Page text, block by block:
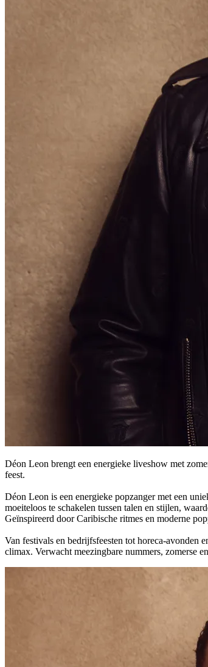
Déon Leon brengt een energieke liveshow met
feest.
Déon Leon is een energieke popzanger met een
moeiteloos te schakelen tussen talen en stijlen,
Geïnspireerd door Caribische ritmes en moderne
Van festivals en bedrijfsfeesten tot horeca-
climax. Verwacht meezingbare nummers, zomerse